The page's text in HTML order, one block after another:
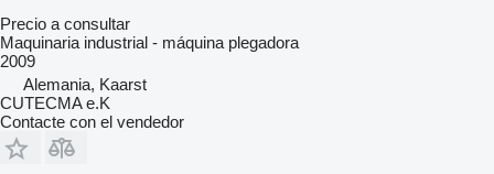
Precio a consultar
Maquinaria industrial - máquina plegadora
2009
Alemania, Kaarst
CUTECMA e.K
Contacte con el vendedor